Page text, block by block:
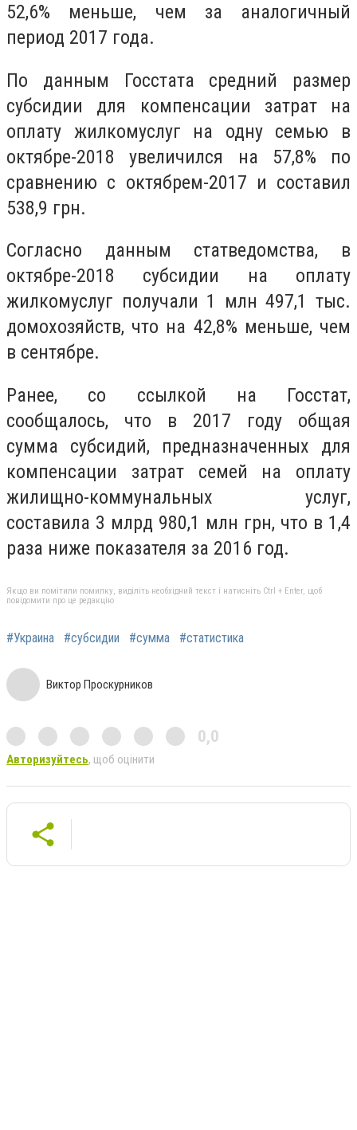
52,6% меньше, чем за аналогичный
период 2017 года.
По данным Госстата средний размер
субсидии для компенсации затрат на
оплату жилкомуслуг на одну семью в
октябре-2018 увеличился на 57,8% по
сравнению с октябрем-2017 и составил
538,9 грн.
Согласно данным статведомства, в
октябре-2018 субсидии на оплату
жилкомуслуг получали 1 млн 497,1 тыс.
домохозяйств, что на 42,8% меньше, чем
в сентябре.
Ранее, со ссылкой на Госстат,
сообщалось, что в 2017 году общая
сумма субсидий, предназначенных для
компенсации затрат семей на оплату
жилищно-коммунальных услуг,
составила 3 млрд 980,1 млн грн, что в 1,4
раза ниже показателя за 2016 год.
Якщо ви помітили помилку, виділіть необхідний текст і натисніть Ctrl + Enter, щоб
повідомити про це редакцію
#Украина #субсидии #сумма #статистика
Виктор Проскурников
0,0
Авторизуйтесь, щоб оцінити